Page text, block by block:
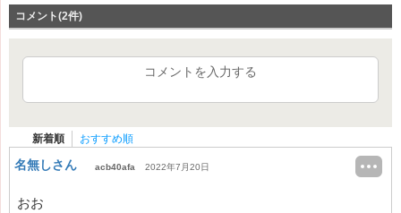
コメント(2件)
コメントを入力する
新着順 おすすめ順
名無しさん acb40afa 2022年7月20日
おお